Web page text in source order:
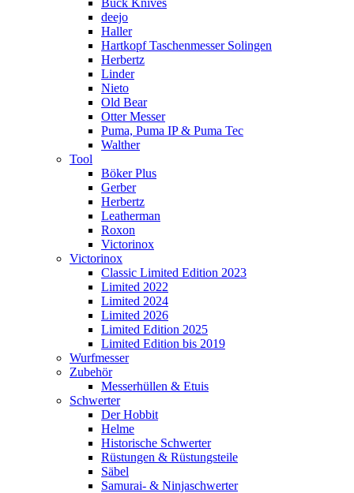
Buck Knives
deejo
Haller
Hartkopf Taschenmesser Solingen
Herbertz
Linder
Nieto
Old Bear
Otter Messer
Puma, Puma IP & Puma Tec
Walther
Tool
Böker Plus
Gerber
Herbertz
Leatherman
Roxon
Victorinox
Victorinox
Classic Limited Edition 2023
Limited 2022
Limited 2024
Limited 2026
Limited Edition 2025
Limited Edition bis 2019
Wurfmesser
Zubehör
Messerhüllen & Etuis
Schwerter
Der Hobbit
Helme
Historische Schwerter
Rüstungen & Rüstungsteile
Säbel
Samurai- & Ninjaschwerter